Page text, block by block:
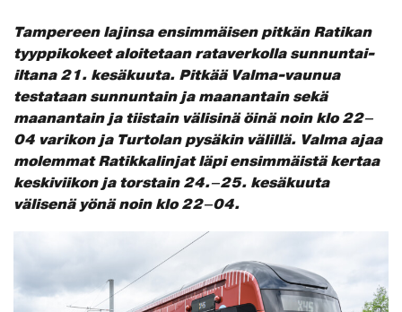
Tampereen lajinsa ensimmäisen pitkän Ratikan
tyyppikokeet aloitetaan rataverkolla sunnuntai-
iltana 21. kesäkuuta. Pitkää Valma-vaunua
testataan sunnuntain ja maanantain sekä
maanantain ja tiistain välisinä öinä noin klo 22–
04 varikon ja Turtolan pysäkin välillä. Valma ajaa
molemmat Ratikkalinjat läpi ensimmäistä kertaa
keskiviikon ja torstain 24.–25. kesäkuuta
välisenä yönä noin klo 22–04.